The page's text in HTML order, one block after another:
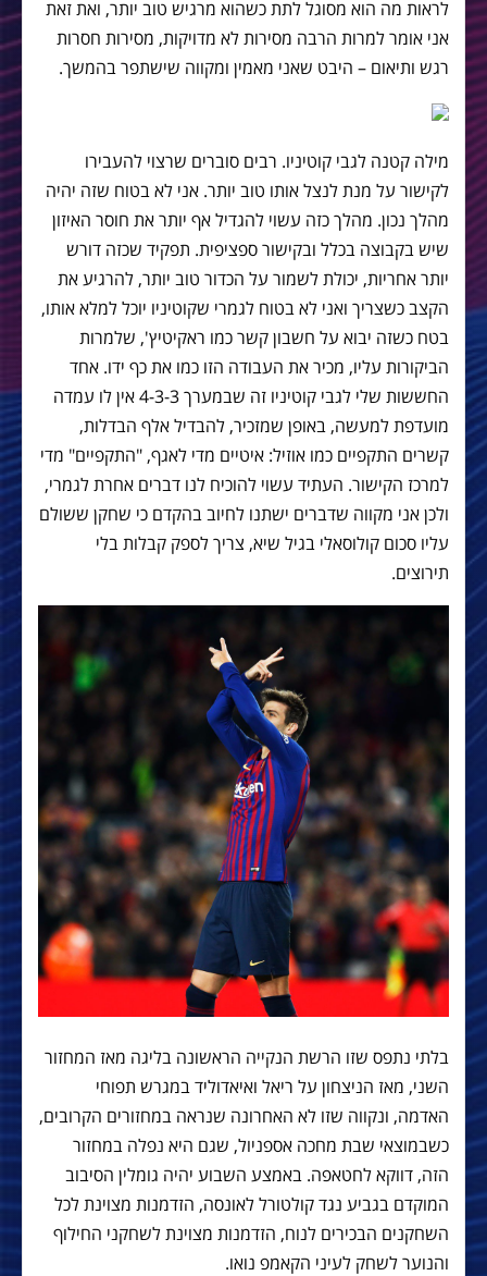
לראות מה הוא מסוגל לתת כשהוא מרגיש טוב יותר, ואת זאת
אני אומר למרות הרבה מסירות לא מדויקות, מסירות חסרות
רגש ותיאום – היבט שאני מאמין ומקווה שישתפר בהמשך.
מילה קטנה לגבי קוטיניו. רבים סוברים שרצוי להעבירו
לקישור על מנת לנצל אותו טוב יותר. אני לא בטוח שזה יהיה
מהלך נכון. מהלך כזה עשוי להגדיל אף יותר את חוסר האיזון
שיש בקבוצה בכלל ובקישור ספציפית. תפקיד שכזה דורש
יותר אחריות, יכולת לשמור על הכדור טוב יותר, להרגיע את
הקצב כשצריך ואני לא בטוח לגמרי שקוטיניו יוכל למלא אותו,
בטח כשזה יבוא על חשבון קשר כמו ראקיטיץ', שלמרות
הביקורות עליו, מכיר את העבודה הזו כמו את כף ידו. אחד
החששות שלי לגבי קוטיניו זה שבמערך 4-3-3 אין לו עמדה
מועדפת למעשה, באופן שמזכיר, להבדיל אלף הבדלות,
קשרים התקפיים כמו אוזיל: איטיים מדי לאגף, "התקפיים" מדי
למרכז הקישור. העתיד עשוי להוכיח לנו דברים אחרת לגמרי,
ולכן אני מקווה שדברים ישתנו לחיוב בהקדם כי שחקן ששולם
עליו סכום קולוסאלי בגיל שיא, צריך לספק קבלות בלי
תירוצים.
בלתי נתפס שזו הרשת הנקייה הראשונה בליגה מאז המחזור
השני, מאז הניצחון על ריאל ואיאדוליד במגרש תפוחי
האדמה, ונקווה שזו לא האחרונה שנראה במחזורים הקרובים,
כשבמוצאי שבת מחכה אספניול, שגם היא נפלה במחזור
הזה, דווקא לחטאפה. באמצע השבוע יהיה גומלין הסיבוב
המוקדם בגביע נגד קולטורל לאונסה, הזדמנות מצוינת לכל
השחקנים הבכירים לנוח, הזדמנות מצוינת לשחקני החילוף
והנוער לשחק לעיני הקאמפ נואו.